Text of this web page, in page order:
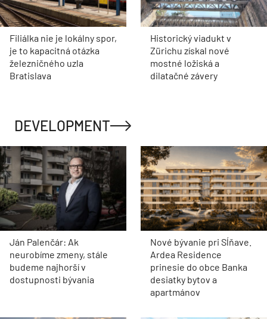
Filiálka nie je lokálny spor,
je to kapacitná otázka
železničného uzla
Bratislava
Historický viadukt v
Zürichu získal nové
mostné ložiská a
dilatačné závery
DEVELOPMENT
Ján Palenčár: Ak
neurobíme zmeny, stále
budeme najhorší v
dostupnosti bývania
Nové bývanie pri Sĺňave.
Ardea Residence
prinesie do obce Banka
desiatky bytov a
apartmánov